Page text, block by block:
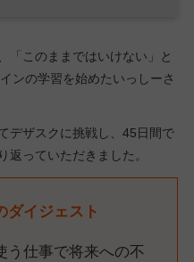
「このままではいけない」と
ンの学習を始めたいっしーさ
デザスクに挑戦し、45日間で
返っていただきました。
ダイジェスト
う仕事で将来への不